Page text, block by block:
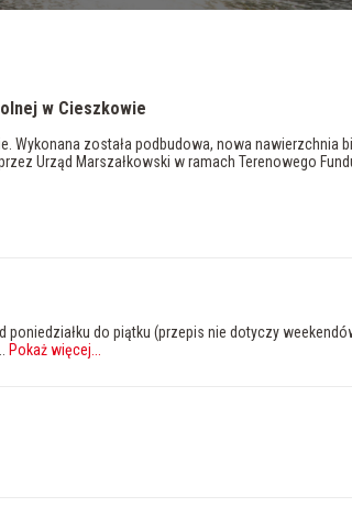
w Cieszkowie
Wykonana została podbudowa, nowa nawierzchnia
Urząd Marszałkowski w ramach Terenowego
do piątku (przepis nie dotyczy
Pokaż więcej